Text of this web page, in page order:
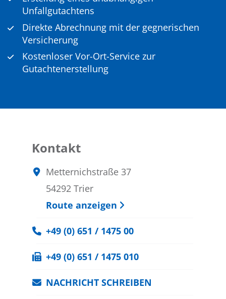
Unfallgutachtens
Direkte Abrechnung mit der gegnerischen
Versicherung
Kostenloser Vor-Ort-Service zur
Gutachtenerstellung
Kontakt
Metternichstraße 37
54292 Trier
Route anzeigen
+49 (0) 651 / 1475 00
+49 (0) 651 / 1475 010
NACHRICHT SCHREIBEN